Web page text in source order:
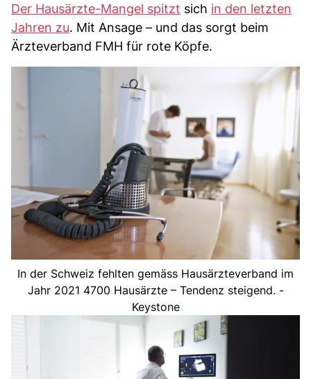
Der Hausärzte-Mangel spitzt sich in den letzten
Jahren zu. Mit Ansage – und das sorgt beim
Ärzteverband FMH für rote Köpfe.
In der Schweiz fehlten gemäss Hausärzteverband im
Jahr 2021 4700 Hausärzte – Tendenz steigend. -
Keystone